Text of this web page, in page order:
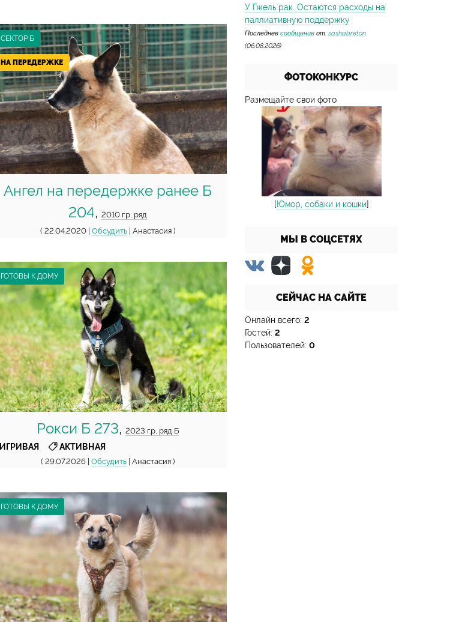
СЕКТОР Б
Ангел на передержке ранее Б
204, 2010 г.р, ряд
( 22.04.2020 | Обсудить| Анастасия )
НА ПЕРЕДЕРЖКЕ
ГОТОВЫ К ДОМУ
Рокси Б 273, 2023 г.р, ряд Б
ИГРИВАЯ,
АКТИВНАЯ
( 29.07.2026 | Обсудить| Анастасия )
ГОТОВЫ К ДОМУ
У Гжель рак. Остаются расходы на
паллиативную поддержку
Последнее сообщение от: sashabreton
(06.08.2026)
ФОТОКОНКУРС
Размещайте свои фото
[Юмор, собаки и кошки]
МЫ В СОЦСЕТЯХ
СЕЙЧАС НА САЙТЕ
Онлайн всего: 2
Гостей: 2
Пользователей: 0